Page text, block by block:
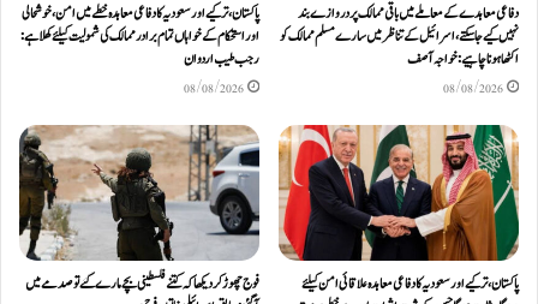
دفاعی معاہدےکے معاملے میں باقی ممالک پر دروازے بند
نہیں کیے جاسکتے، اسرائیل کے تناظر میں سارے مسلم ممالک کو
اکٹھا ہونا چاہیے: خواجہ آصف
08/08/2026
پاکستان، ترکیے اور سعودیہ کا دفاعی معاہدہ خطے میں امن، خوشحالی
اور استحکام کے خواہاں تمام برادر ممالک کی شمولیت کیلئےکھلا ہے:
رجب طیب اردوان
08/08/2026
پاکستان، ترکیے اور سعودیہ کا دفاعی معاہدہ علاقائی امن کیلئے
فوج چھوڑ کر دیکھا کہ کتنے فلسطینی بچے مارے گئے تو صدمے میں